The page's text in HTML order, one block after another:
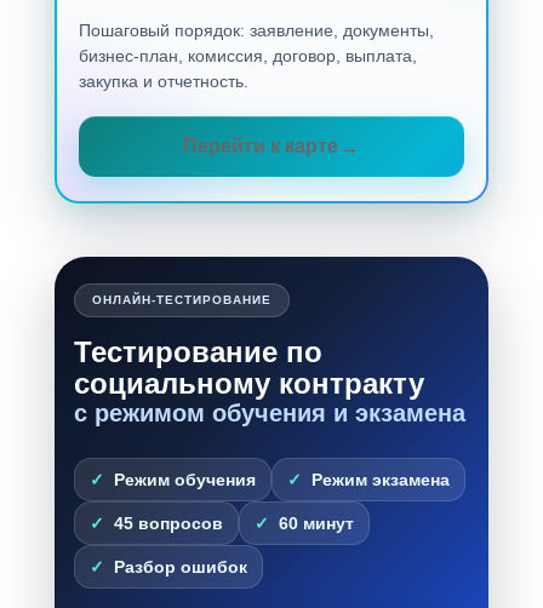
Пошаговый порядок: заявление, документы,
бизнес-план, комиссия, договор, выплата,
закупка и отчетность.
Перейти к карте
ОНЛАЙН-ТЕСТИРОВАНИЕ
Тестирование по
социальному контракту
с режимом обучения и экзамена
Режим обучения Режим экзамена
45 вопросов 60 минут
Разбор ошибок